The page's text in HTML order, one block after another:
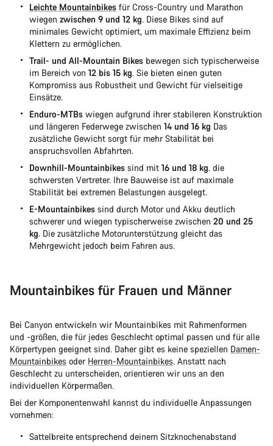
Leichte Mountainbikes für Cross-Country und Marathon
wiegen zwischen 9 und 12 kg. Diese Bikes sind auf
minimales Gewicht optimiert, um maximale Effizienz beim
Klettern zu ermöglichen.
Trail- und All-Mountain Bikes bewegen sich typischerweise
im Bereich von 12 bis 15 kg. Sie bieten einen guten
Kompromiss aus Robustheit und Gewicht für vielseitige
Einsätze.
Enduro-MTBs wiegen aufgrund ihrer stabileren Konstruktion
und längeren Federwege zwischen 14 und 16 kg Das
zusätzliche Gewicht sorgt für mehr Stabilität bei
anspruchsvollen Abfahrten.
Downhill-Mountainbikes sind mit 16 und 18 kg. die
schwersten Vertreter. Ihre Bauweise ist auf maximale
Stabilität bei extremen Belastungen ausgelegt.
E-Mountainbikes sind durch Motor und Akku deutlich
schwerer und wiegen typischerweise zwischen 20 und 25
kg. Die zusätzliche Motorunterstützung gleicht das
Mehrgewicht jedoch beim Fahren aus.
Mountainbikes für Frauen und Männer
Bei Canyon entwickeln wir Mountainbikes mit Rahmenformen
und -größen, die für jedes Geschlecht optimal passen und für alle
Körpertypen geeignet sind. Daher gibt es keine speziellen Damen-
Mountainbikes oder Herren-Mountainbikes. Anstatt nach
Geschlecht zu unterscheiden, orientieren wir uns an den
individuellen Körpermaßen.
Bei der Komponentenwahl kannst du individuelle Anpassungen
vornehmen:
Sattelbreite entsprechend deinem Sitzknochenabstand